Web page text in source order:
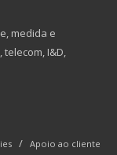
medida e
I&D,
/ Apoio ao cliente